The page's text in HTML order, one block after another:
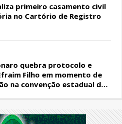
primeiro casamento civil
no Cartório de Registro
quebra protocolo e
Filho em momento de
na convenção estadual do